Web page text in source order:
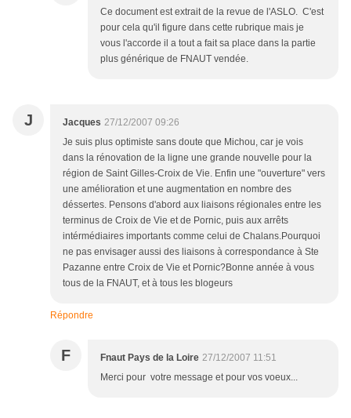
Ce document est extrait de la revue de l'ASLO. C'est
pour cela qu'il figure dans cette rubrique mais je
vous l'accorde il a tout a fait sa place dans la partie
plus générique de FNAUT vendée.
J Jacques 27/12/2007 09:26
Je suis plus optimiste sans doute que Michou, car je vois
dans la rénovation de la ligne une grande nouvelle pour la
région de Saint Gilles-Croix de Vie. Enfin une "ouverture" vers
une amélioration et une augmentation en nombre des
déssertes. Pensons d'abord aux liaisons régionales entre les
terminus de Croix de Vie et de Pornic, puis aux arrêts
intérmédiaires importants comme celui de Chalans.Pourquoi
ne pas envisager aussi des liaisons à correspondance à Ste
Pazanne entre Croix de Vie et Pornic?Bonne année à vous
tous de la FNAUT, et à tous les blogeurs
Répondre
F Fnaut Pays de la Loire 27/12/2007 11:51
Merci pour votre message et pour vos voeux...